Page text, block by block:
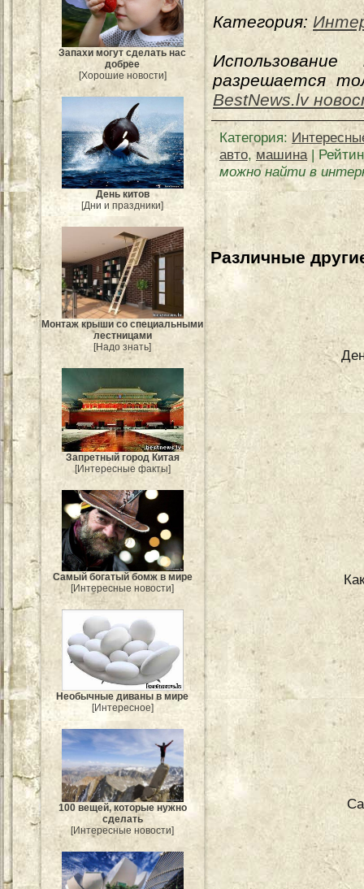
Запахи могут сделать нас
добрее
[Хорошие новости]
День китов
[Дни и праздники]
Монтаж крыши со специальными
лестницами
[Надо знать]
Запретный город Китая
[Интересные факты]
Самый богатый бомж в мире
[Интересные новости]
Необычные диваны в мире
[Интересное]
100 вещей, которые нужно
сделать
[Интересные новости]
Категория:
разрешается
BestNews.lv
Категория:
авто, машина|
можно найти в
Различные